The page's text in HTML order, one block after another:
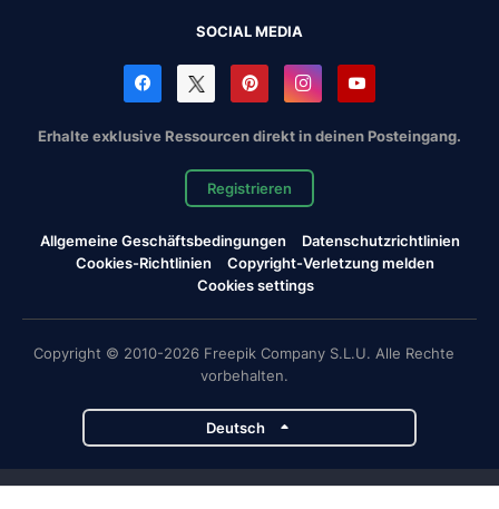
SOCIAL MEDIA
Erhalte exklusive Ressourcen direkt in deinen Posteingang.
Registrieren
Allgemeine Geschäftsbedingungen
Datenschutzrichtlinien
Cookies-Richtlinien
Copyright-Verletzung melden
Cookies settings
Copyright © 2010-2026 Freepik Company S.L.U. Alle Rechte
vorbehalten.
Deutsch